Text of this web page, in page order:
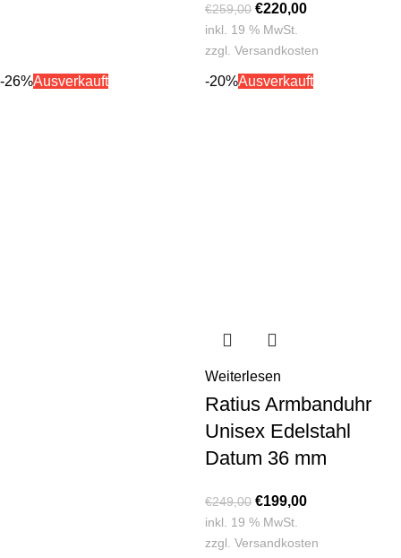
€259,00 €220,00
inkl. 19 % MwSt.
zzgl. Versandkosten
-26%Ausverkauft -20%Ausverkauft
Weiterlesen
Ratius Armbanduhr
Unisex Edelstahl
Datum 36 mm
€249,00 €199,00
inkl. 19 % MwSt.
zzgl. Versandkosten